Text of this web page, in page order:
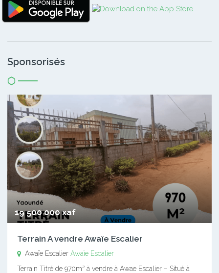
Sponsorisés
19 500 000 xaf
Terrain A vendre Awaïe Escalier
Awaïe Escalier Awaïe Escalier
Terrain Titré de 970m² à vendre à Awae Escalier – Situé à